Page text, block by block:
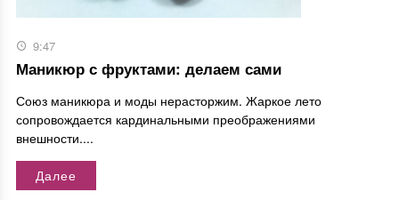
9:47
Маникюр с фруктами: делаем сами
Союз маникюра и моды нерасторжим. Жаркое лето
сопровождается кардинальными преображениями
внешности....
Далее